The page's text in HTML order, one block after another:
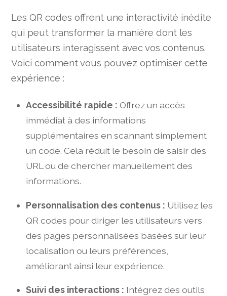
Les QR codes offrent une interactivité inédite
qui peut transformer la manière dont les
utilisateurs interagissent avec vos contenus.
Voici comment vous pouvez optimiser cette
expérience :
Accessibilité rapide : Offrez un accès
immédiat à des informations
supplémentaires en scannant simplement
un code. Cela réduit le besoin de saisir des
URL ou de chercher manuellement des
informations.
Personnalisation des contenus : Utilisez les
QR codes pour diriger les utilisateurs vers
des pages personnalisées basées sur leur
localisation ou leurs préférences,
améliorant ainsi leur expérience.
Suivi des interactions : Intégrez des outils